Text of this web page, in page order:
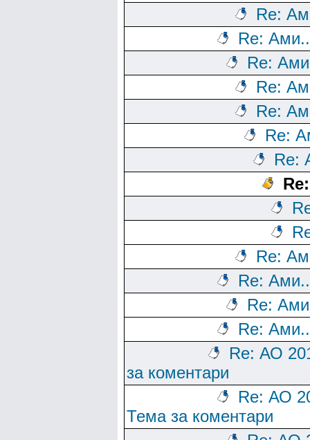
Re:
Re: Ами..
Re:
Re:
Re:
Re:
Re:
Re:
Re: Ами..
Re:
Re: Ами..
Re: АО
за коментари
Re: АО
Тема за коментари